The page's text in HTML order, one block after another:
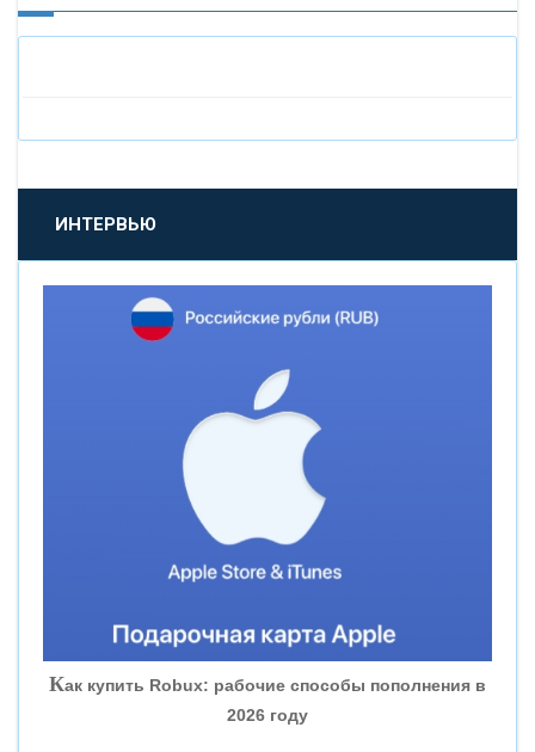
«БАНК САНКТ-ПЕТЕРБУРГ»
«ПРОМСВЯЗЬБАНК»
«НОВИКОМБАНК»
«ВНЕШПРОМБАНК»
«БАНК ГЛОБЭКС»
«СОВКОМБАНК»
ИНТЕРВЬЮ
Как купить Robux: рабочие способы пополнения в
2026 году